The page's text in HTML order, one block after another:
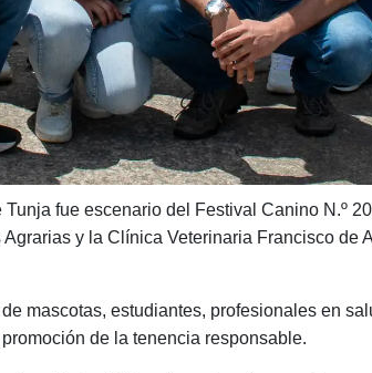
fue escenario del Festival Canino N.º
y la Clínica Veterinaria Francisco de
mascotas, estudiantes, profesionales en
de la tenencia responsable.